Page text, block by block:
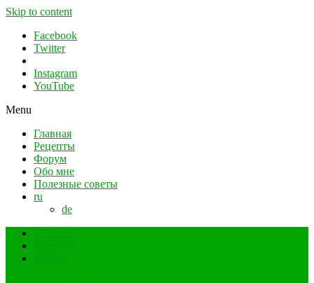
Skip to content
Facebook
Twitter
Instagram
YouTube
Menu
Главная
Рецепты
Форум
Обо мне
Полезные советы
ru
de